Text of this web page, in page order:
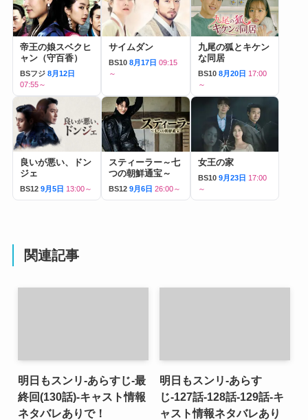
帝王の娘スベクヒ
ャン（守百香）
BSフジ 8月12日
07:55～
サイムダン
BS10 8月17日 09:15
～
九尾の狐とキケン
な同居
BS10 8月20日 17:00
～
良いが悪い、ドン
ジェ
BS12 9月5日 13:00～
スティーラー～七
つの朝鮮通宝～
BS12 9月6日 26:00～
女王の家
BS10 9月23日 17:00
～
関連記事
明日もスンリ-あらすじ-最
終回(130話)-キャスト情報
ネタバレありで！
明日もスンリ-あらす
じ-127話-128話-129話-キ
ャスト情報ネタバレあり